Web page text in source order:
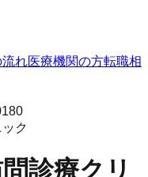
れ医療機関の方転職相
ク
診療クリ